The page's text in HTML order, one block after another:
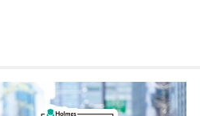
社員。彼ら彼女らが自らの言葉
あ...